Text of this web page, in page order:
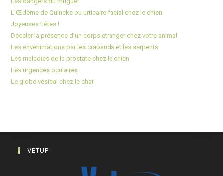
L’Œdème de Quincke ou urticaire facial chez le chien
Joyeuses Fêtes !
Déceler la présence d’un corps étranger chez votre animal
Les envenimations par les crapauds et les serpents
Les maladies de la prostate chez le chien
Les urgences oculaires
Le globe vésical chez le chat
VETUP